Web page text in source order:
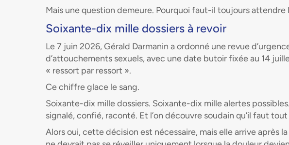
Mais une question demeure. Pourquoi faut-il toujours attendre
Soixante-dix mille dossiers à revoir
Le 7 juin 2026, Gérald Darmanin a ordonné une revue
d’attouchements sexuels, avec une date butoir fixée au 14
« ressort par ressort ».
Ce chiffre glace le sang.
Soixante-dix mille dossiers. Soixante-dix mille alertes
signalé, confié, raconté. Et l’on découvre soudain qu’il faut
Alors oui, cette décision est nécessaire, mais elle arrive après